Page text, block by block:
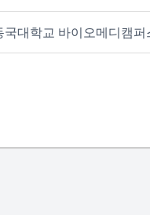
대학교 바이오메디캠